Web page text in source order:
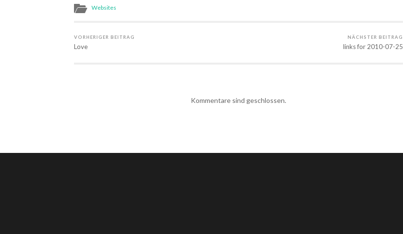
Websites
VORHERIGER BEITRAG
Love
NÄCHSTER BEITRAG
links for 2010-07-25
Kommentare sind geschlossen.